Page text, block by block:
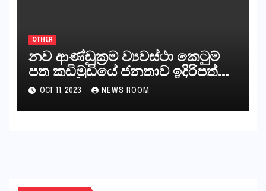
OTHER
නව ආණ්ඩුක්‍රම ව්‍යවස්ථා කෙටුම්
පත කඩිමුඩියේ ජනතාව ඉදිරිපත්
කරන්නේ?
OCT 11, 2023 NEWS ROOM